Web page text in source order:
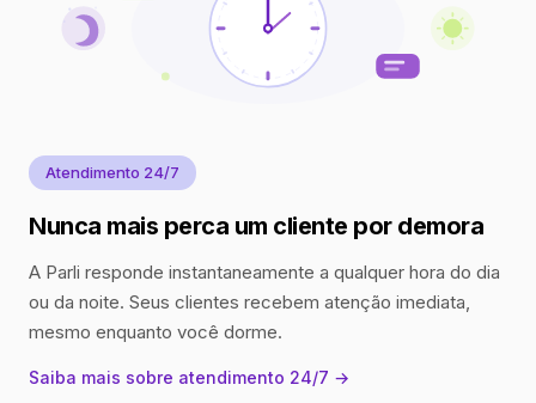
Atendimento 24/7
Nunca mais perca um cliente por demora
A Parli responde instantaneamente a qualquer hora do dia
ou da noite. Seus clientes recebem atenção imediata,
mesmo enquanto você dorme.
Saiba mais sobre atendimento 24/7 →